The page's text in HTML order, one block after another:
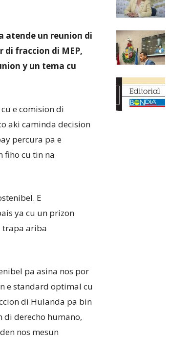
atende un reunion di
di fraccion di MEP,
y un tema cu
e comision di
aki caminda decision
percura pa e
fiho cu tin na
E
ya cu un prizon
trapa ariba
pa asina nos por
e standard optimal cu
di Hulanda pa bin
di derecho humano,
nos mesun